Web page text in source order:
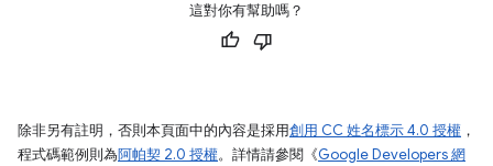
這對你有幫助嗎？
除非另有註明，否則本頁面中的內容是採用創用 CC 姓名標示 4.0 授權 ，
程式碼範例則為阿帕契 2.0 授權。詳情請參閱《Google Developers 網